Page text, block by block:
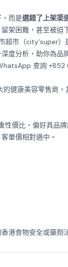
而是選錯了上架渠
架困難，甚至被迫
超市（city'super）
度分析，助你為品
查詢 +852
的健康美容零售商
價比，偏好具品
單價相對適中。
港食物安全或藥劑